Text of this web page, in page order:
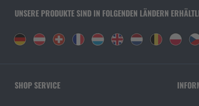
UNSERE PRODUKTE SIND IN FOLGENDEN LÄNDERN
SHOP SERVICE